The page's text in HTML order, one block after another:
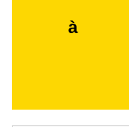
à